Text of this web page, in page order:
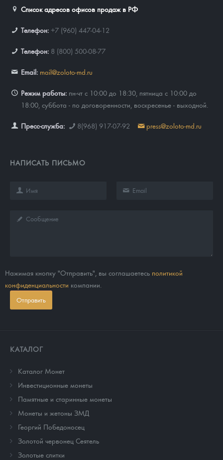
Список адресов офисов продаж в РФ
Телефон: +7 (960) 447-04-12
Телефон: 8 (800) 500-08-77
Email: mail@zoloto-md.ru
Режим работы: пн-чт с 10:00 до 18:30, пятница с 10:00 до
18:00, суббота - по договоренности, воскресенье - выходной.
Пресс-служба: 8(968) 917-07-92 press@zoloto-md.ru
НАПИСАТЬ ПИСЬМО
Нажимая кнопку "Отправить", вы соглашаетесь политикой
конфиденциальности компании.
Отправить
КАТАЛОГ
Каталог Монет
Инвестиционные монеты
Памятные и старинные монеты
Монеты и жетоны ЗМД
Георгий Победоносец
Золотой червонец Сеятель
Золотые слитки